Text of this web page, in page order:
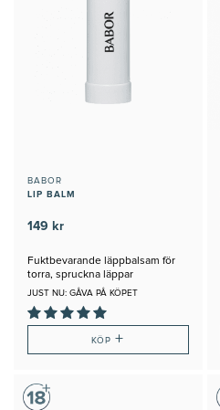
BABOR
LIP BALM
149 kr
Fuktbevarande läppbalsam för
torra, spruckna läppar
JUST NU: GÅVA PÅ KÖPET
KÖP+